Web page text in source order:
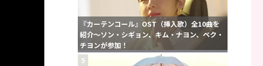
『カーテンコール』OST（挿入歌）全10曲を
紹介〜ソン・シギョン、キム・ナヨン、ペク・
チヨンが参加！
5